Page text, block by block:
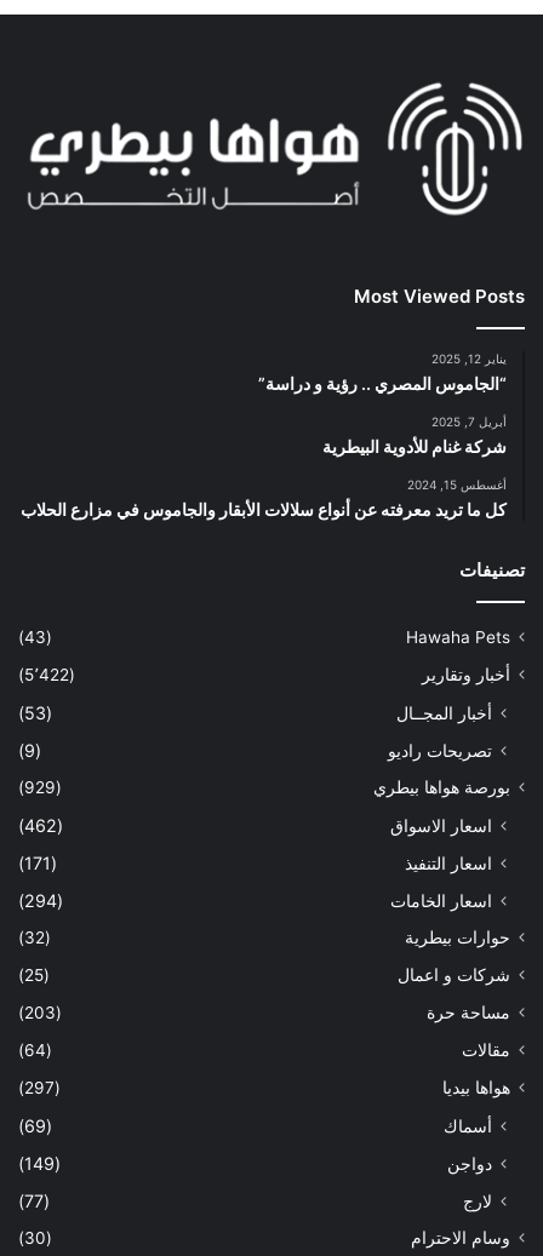
Most Viewed Posts
يناير 12, 2025
“الجاموس المصري .. رؤية و دراسة”
أبريل 7, 2025
شركة غنام للأدوية البيطرية
أغسطس 15, 2024
كل ما تريد معرفته عن أنواع سلالات الأبقار والجاموس في مزارع الحلاب
تصنيفات
Hawaha Pets
(43)
أخبار وتقارير
(5٬422)
أخبار المجــال
(53)
تصريحات راديو
(9)
بورصة هواها بيطري (929)
اسعار الاسواق
(462)
اسعار التنفيذ
(171)
اسعار الخامات
(294)
حوارات بيطرية
(32)
شركات و اعمال
(25)
مساحة حرة
(203)
مقالات
(64)
هواها بيديا
(297)
أسماك
(69)
دواجن
(149)
لارج
(77)
وسام الاحترام (30)